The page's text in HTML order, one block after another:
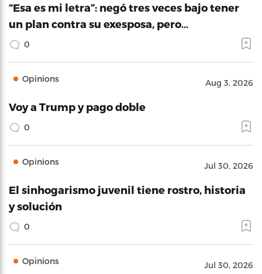
“Esa es mi letra”: negó tres veces bajo tener
un plan contra su exesposa, pero…
0
Opinions Aug 3, 2026
Voy a Trump y pago doble
0
Opinions Jul 30, 2026
El sinhogarismo juvenil tiene rostro, historia
y solución
0
Opinions Jul 30, 2026